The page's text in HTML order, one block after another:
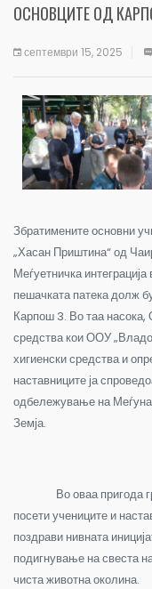
ОСНОВЦИТЕ ОД
септември 15, 2025
Збратимените основни
„Хасан Приштина“ од
Меѓуетничка
пешачката патека долж
Карпош 3. Во таа
средства кои ООУ
хигиенски средства и
наставниците ја
одбележување на
Земја.
Во оваа пригода
посети учениците и
поздрави нивната
подигнување на свеста
чиста животна околина.